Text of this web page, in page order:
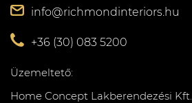
info@richmondinteriors.hu
+36 (30) 083 5200
Üzemeltető:
Home Concept Lakberendezési Kft.